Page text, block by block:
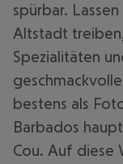
spürbar.
Altstadt
Spezialitäten
bestens als
Barbados
Cou. Auf diese